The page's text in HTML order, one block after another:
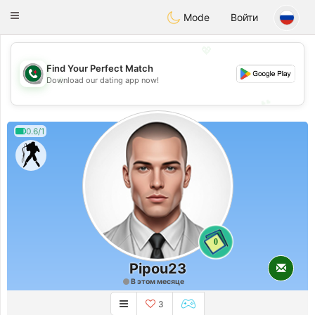
Weshrak
Toggle
Mode Войти
💖
💕
Find Your Perfect Match
Download our dating app now!
0.6/1
0
Pipou23
В этом месяце
3